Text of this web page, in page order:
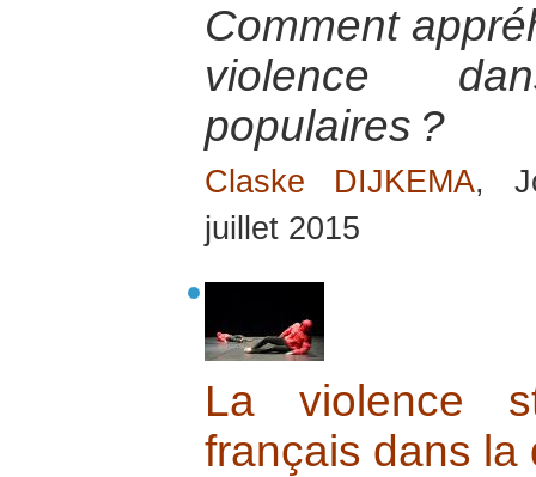
Comment
violence
populaires ?
Claske DIJKEMA,
juillet 2015
La violence
français dans la